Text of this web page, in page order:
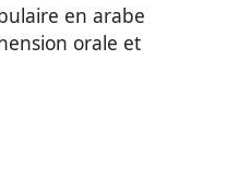
en arabe
orale et